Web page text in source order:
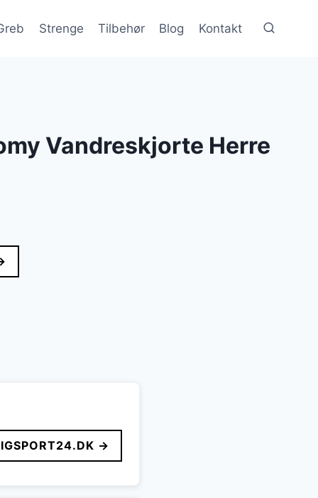
Strenge Tilbehør Blog Kontakt
Vandreskjorte Herre
→